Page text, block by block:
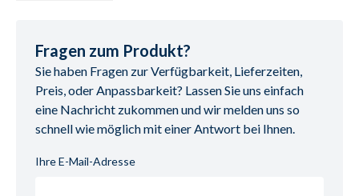
Polsterung: Unterseite: ca. 100 g/qm² Klimafaser (100%
Polyester), Vlies
Pflege: Bezug durch 4-Seiten-Reißverschluss abnehmbar.
Hälften teilbar und einzeln waschbar bis 60°C
im Schonwaschgang mit Feinwaschmittel,
Kern: Gelife-Auflage 6 cm
Neumeyer GmbH & Co.KG
Anschrift: Industriestr. 1 - 3, 63814 Mainaschaff,
Deutschland
E-Mail-Adresse: verkauf@frankenstolz.de
UID (Umsatzsteuer-Identifikationsnummer): DE
Fragen zum Produkt?
Sie haben Fragen zur Verfügbarkeit, Lieferzeiten,
Preis, oder Anpassbarkeit? Lassen Sie uns einfach
eine Nachricht zukommen und wir melden uns so
schnell wie möglich mit einer Antwort bei Ihnen.
Ihre E-Mail-Adresse